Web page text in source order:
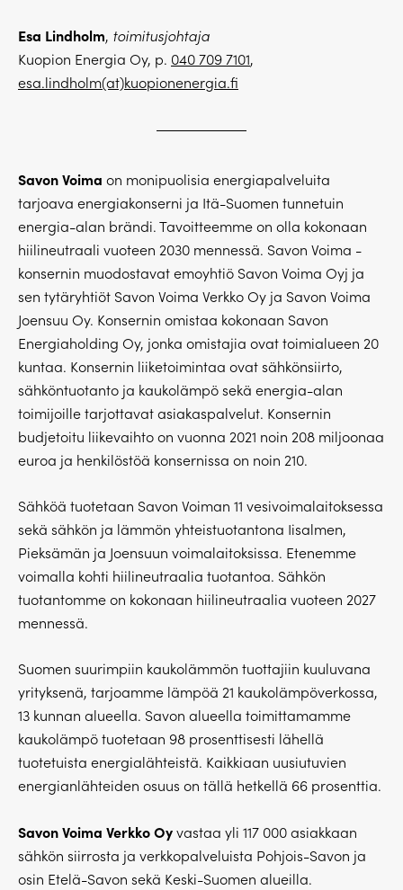
Esa Lindholm, toimitusjohtaja
Kuopion Energia Oy, p. 040 709 7101,
esa.lindholm(at)kuopionenergia.fi
Savon Voima on monipuolisia energiapalveluita
tarjoava energiakonserni ja Itä-Suomen tunnetuin
energia-alan brändi. Tavoitteemme on olla kokonaan
hiilineutraali vuoteen 2030 mennessä. Savon Voima -
konsernin muodostavat emoyhtiö Savon Voima Oyj ja
sen tytäryhtiöt Savon Voima Verkko Oy ja Savon Voima
Joensuu Oy. Konsernin omistaa kokonaan Savon
Energiaholding Oy, jonka omistajia ovat toimialueen 20
kuntaa. Konsernin liiketoimintaa ovat sähkönsiirto,
sähköntuotanto ja kaukolämpö sekä energia-alan
toimijoille tarjottavat asiakaspalvelut. Konsernin
budjetoitu liikevaihto on vuonna 2021 noin 208 miljoonaa
euroa ja henkilöstöä konsernissa on noin 210.
Sähköä tuotetaan Savon Voiman 11 vesivoimalaitoksessa
sekä sähkön ja lämmön yhteistuotantona Iisalmen,
Pieksämän ja Joensuun voimalaitoksissa. Etenemme
voimalla kohti hiilineutraalia tuotantoa. Sähkön
tuotantomme on kokonaan hiilineutraalia vuoteen 2027
mennessä.
Suomen suurimpiin kaukolämmön tuottajiin kuuluvana
yrityksenä, tarjoamme lämpöä 21 kaukolämpöverkossa,
13 kunnan alueella. Savon alueella toimittamamme
kaukolämpö tuotetaan 98 prosenttisesti lähellä
tuotetuista energialähteistä. Kaikkiaan uusiutuvien
energianlähteiden osuus on tällä hetkellä 66 prosenttia.
Savon Voima Verkko Oyvastaa yli 117 000 asiakkaan
sähkön siirrosta ja verkkopalveluista Pohjois-Savon ja
osin Etelä-Savon sekä Keski-Suomen alueilla.